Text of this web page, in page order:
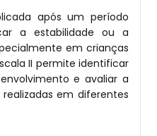
após um período
a estabilidade ou a
em crianças
II permite identificar
e avaliar a
em diferentes